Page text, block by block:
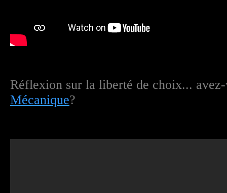
Réflexion sur la liberté de choix...
Mécanique?